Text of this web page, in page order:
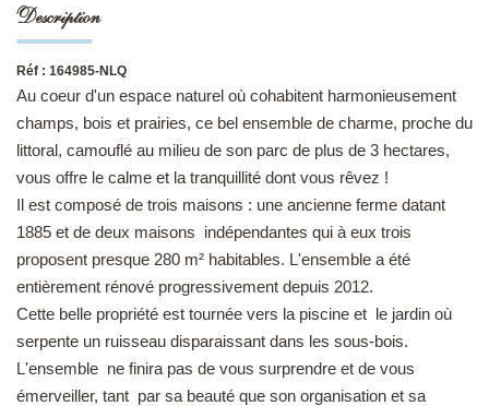
CONTACT
Description
Réf : 164985-NLQ
Au coeur d'un espace naturel où cohabitent harmonieusement
champs, bois et prairies, ce bel ensemble de charme, proche du
littoral, camouflé au milieu de son parc de plus de 3 hectares,
vous offre le calme et la tranquillité dont vous rêvez !
Il est composé de trois maisons : une ancienne ferme datant
1885 et de deux maisons indépendantes qui à eux trois
proposent presque 280 m² habitables. L'ensemble a été
entièrement rénové progressivement depuis 2012.
Cette belle propriété est tournée vers la piscine et le jardin où
serpente un ruisseau disparaissant dans les sous-bois.
L'ensemble ne finira pas de vous surprendre et de vous
émerveiller, tant par sa beauté que son organisation et sa